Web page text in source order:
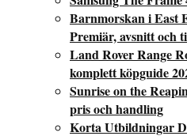
Barnmorskan i East
Premiär, avsnitt och
Land Rover Range
komplett köpguide
Sunrise on the
pris och handling
Korta Utbildningar